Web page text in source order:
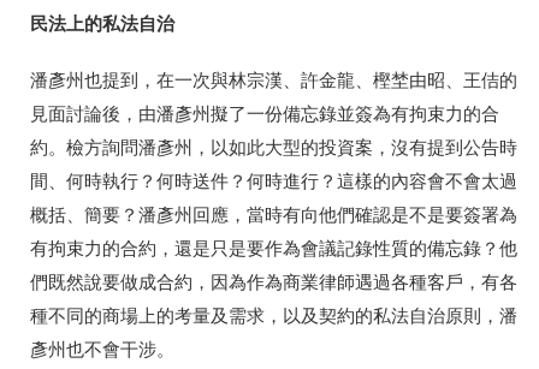
民法上的私法自治
潘彥州也提到，在一次與林宗漢、許金龍、樫埜由昭、王佶的
見面討論後，由潘彥州擬了一份備忘錄並簽為有拘束力的合
約。檢方詢問潘彥州，以如此大型的投資案，沒有提到公告時
間、何時執行？何時送件？何時進行？這樣的內容會不會太過
概括、簡要？潘彥州回應，當時有向他們確認是不是要簽署為
有拘束力的合約，還是只是要作為會議記錄性質的備忘錄？他
們既然說要做成合約，因為作為商業律師遇過各種客戶，有各
種不同的商場上的考量及需求，以及契約的私法自治原則，潘
彥州也不會干涉。